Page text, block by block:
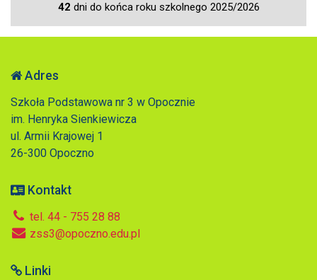
42 dni do końca roku szkolnego 2025/2026
Adres
Szkoła Podstawowa nr 3 w Opocznie
im. Henryka Sienkiewicza
ul. Armii Krajowej 1
26-300 Opoczno
Kontakt
tel. 44 - 755 28 88
zss3@opoczno.edu.pl
Linki